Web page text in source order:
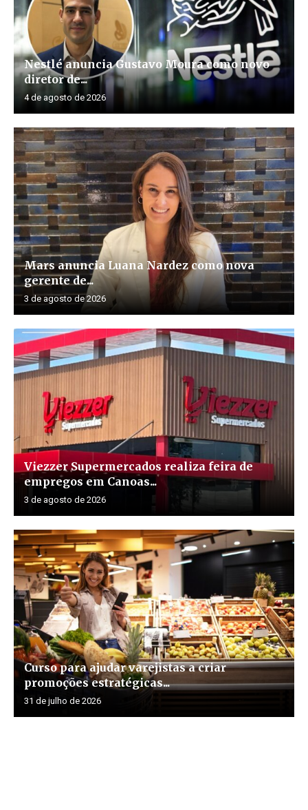
Nestlé anuncia Gustavo Moura como novo
diretor de...
4 de agosto de 2026
Mars anuncia Luana Nardez como nova
gerente de...
3 de agosto de 2026
Viezzer Supermercados realiza feira de
empregos em Canoas...
3 de agosto de 2026
Curso para ajudar varejistas a criar
promoções estratégicas...
31 de julho de 2026